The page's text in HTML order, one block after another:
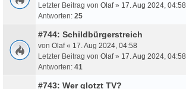
Letzter Beitrag von Olaf» 17. Aug 2024, 04:58
Antworten: 25
#744: Schildbürgerstreich
von Olaf« 17. Aug 2024, 04:58
Letzter Beitrag von Olaf» 17. Aug 2024, 04:58
Antworten: 41
#743: Wer glotzt TV?